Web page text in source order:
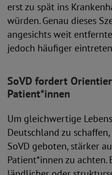
erst zu spät ins
würden. Genau dieses
angesichts weit
jedoch häufiger
SoVD fordert
Patient*innen
Um gleichwertige
Deutschland zu
SoVD geboten, stärker
Patient*innen zu achten.